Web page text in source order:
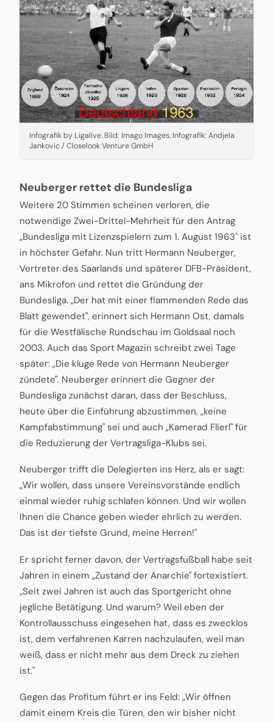
Infografik by Ligalive. Bild: Imago Images, Infografik: Andjela
Jankovic / Closelook Venture GmbH
Neuberger rettet die Bundesliga
Weitere 20 Stimmen scheinen verloren, die
notwendige Zwei-Drittel-Mehrheit für den Antrag
„Bundesliga mit Lizenzspielern zum 1. August 1963" ist
in höchster Gefahr. Nun tritt Hermann Neuberger,
Vertreter des Saarlands und späterer DFB-Präsident,
ans Mikrofon und rettet die Gründung der
Bundesliga. „Der hat mit einer flammenden Rede das
Blatt gewendet", erinnert sich Hermann Ost, damals
für die Westfälische Rundschau im Goldsaal noch
2003. Auch das Sport Magazin schreibt zwei Tage
später: „Die kluge Rede von Hermann Neuberger
zündete". Neuberger erinnert die Gegner der
Bundesliga zunächst daran, dass der Beschluss,
heute über die Einführung abzustimmen, „keine
Kampfabstimmung" sei und auch „Kamerad Flierl" für
die Reduzierung der Vertragsliga-Klubs sei.
Neuberger trifft die Delegierten ins Herz, als er sagt:
„Wir wollen, dass unsere Vereinsvorstände endlich
einmal wieder ruhig schlafen können. Und wir wollen
Ihnen die Chance geben wieder ehrlich zu werden.
Das ist der tiefste Grund, meine Herren!"
Er spricht ferner davon, der Vertragsfußball habe seit
Jahren in einem „Zustand der Anarchie" fortexistiert.
„Seit zwei Jahren ist auch das Sportgericht ohne
jegliche Betätigung. Und warum? Weil eben der
Kontrollausschuss eingesehen hat, dass es zwecklos
ist, dem verfahrenen Karren nachzulaufen, weil man
weiß, dass er nicht mehr aus dem Dreck zu ziehen
ist."
Gegen das Profitum führt er ins Feld: „Wir öffnen
damit einem Kreis die Türen, den wir bisher nicht